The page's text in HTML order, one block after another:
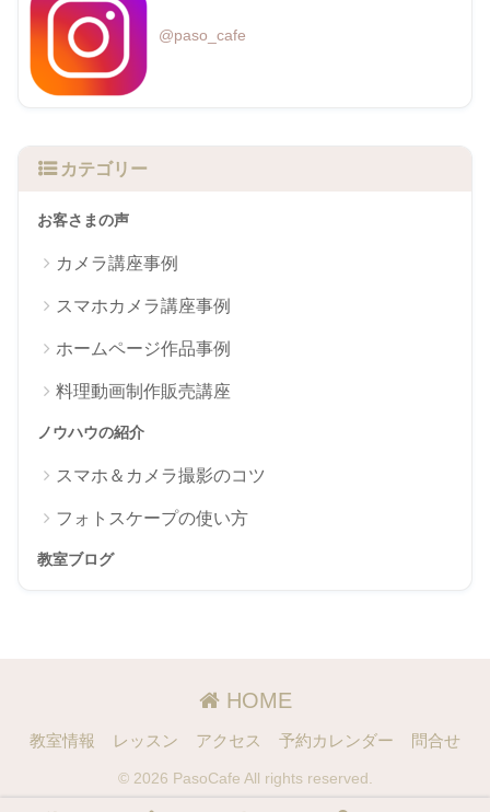
@paso_cafe
カテゴリー
お客さまの声
カメラ講座事例
スマホカメラ講座事例
ホームページ作品事例
料理動画制作販売講座
ノウハウの紹介
スマホ＆カメラ撮影のコツ
フォトスケープの使い方
教室ブログ
HOME
教室情報 レッスン アクセス 予約カレンダー 問合せ
© 2026 PasoCafe All rights reserved.